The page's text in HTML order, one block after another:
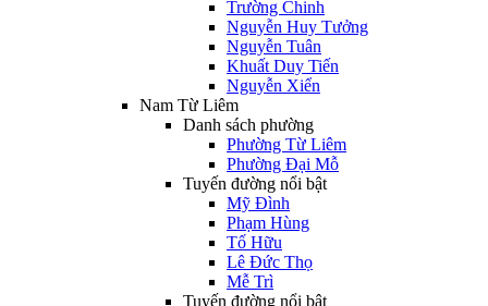
Trường Chinh
Nguyễn Huy Tưởng
Nguyễn Tuân
Khuất Duy Tiến
Nguyễn Xiển
Nam Từ Liêm
Danh sách phường
Phường Từ Liêm
Phường Đại Mỗ
Tuyến đường nổi bật
Mỹ Đình
Phạm Hùng
Tố Hữu
Lê Đức Thọ
Mễ Trì
Tuyến đường nổi bật